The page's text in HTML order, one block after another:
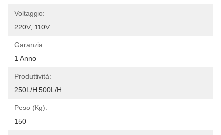
Voltaggio:
220V, 110V
Garanzia:
1 Anno
Produttività:
250L/H 500L/H.
Peso (kg):
150